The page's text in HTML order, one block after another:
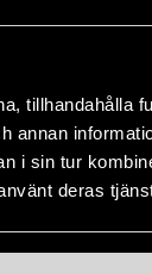
tillhandahålla
annan
i sin tur
deras